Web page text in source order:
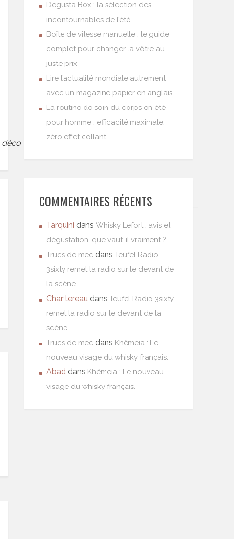
déco
Degusta Box : la sélection des
incontournables de l’été
Boîte de vitesse manuelle : le guide
complet pour changer la vôtre au
juste prix
Lire l’actualité mondiale autrement
avec un magazine papier en anglais
La routine de soin du corps en été
pour homme : efficacité maximale,
zéro effet collant
COMMENTAIRES RÉCENTS
Tarquini dans Whisky Lefort : avis et
dégustation, que vaut-il vraiment ?
Trucs de mec dans Teufel Radio
3sixty remet la radio sur le devant de
la scène
Chantereau dans Teufel Radio 3sixty
remet la radio sur le devant de la
scène
Trucs de mec dans Khêmeia : Le
nouveau visage du whisky français.
Abad dans Khêmeia : Le nouveau
visage du whisky français.